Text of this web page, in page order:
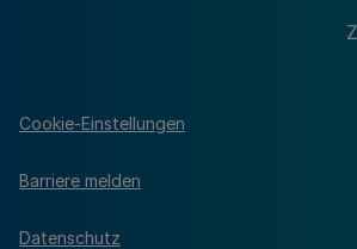
Cookie-Einstellungen
Barriere melden
Datenschutz